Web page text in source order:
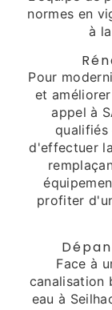
normes en
à
Pour
et
appel à
qualifiés
d'effectuer
profiter
Face à
canalisation
eau à